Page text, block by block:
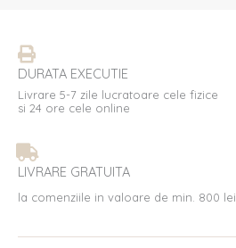
DURATA EXECUTIE
Livrare 5-7 zile lucratoare cele fizice
si 24 ore cele online
LIVRARE GRATUITA
la comenziile in valoare de min. 800 lei